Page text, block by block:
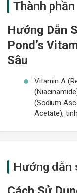
Thành phần
Hướng Dẫn
Pond’s
Sâu
Vitamin A
(Sodium
Acetate),
Hướng dẫn